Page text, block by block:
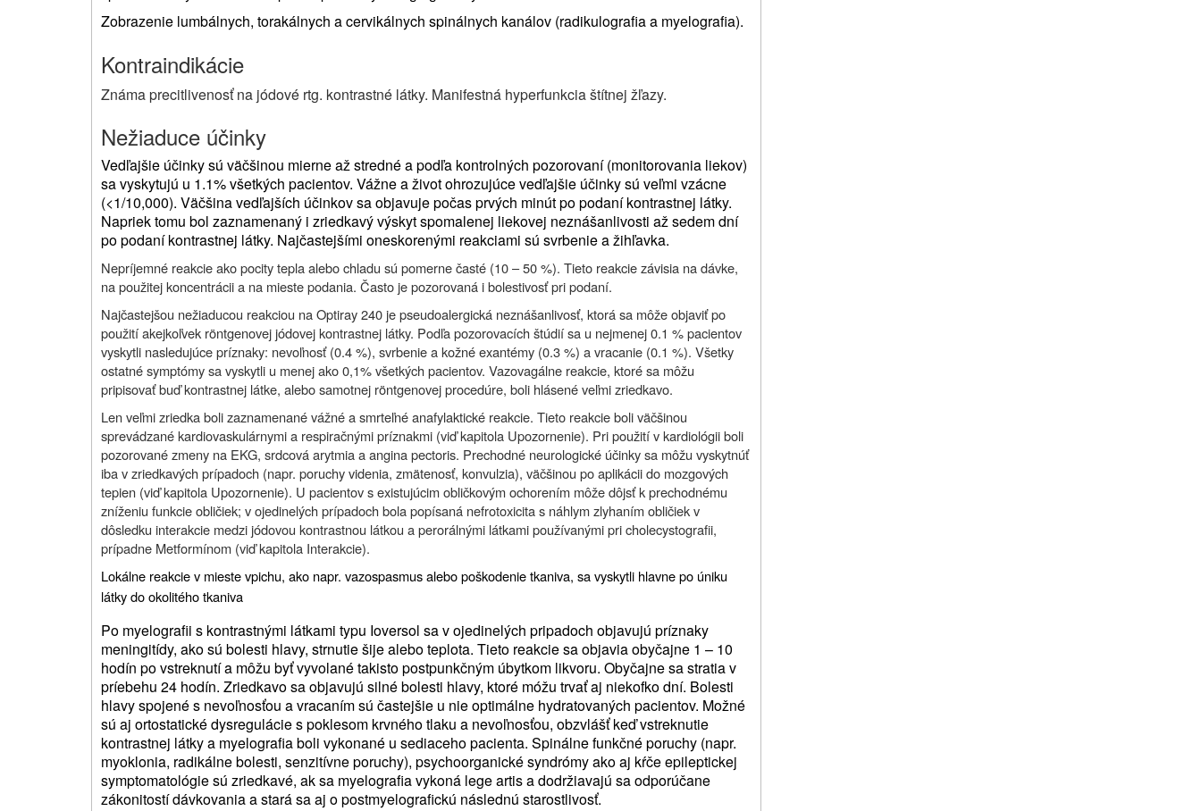
Zobrazenie lumbálnych, torakálnych a cervikálnych spinálnych kanálov (radikulografia a myelografia).
Kontraindikácie
Známa precitlivenosť na jódové rtg. kontrastné látky. Manifestná hyperfunkcia štítnej žľazy.
Nežiaduce účinky
Vedľajšie účinky sú väčšinou mierne až stredné a podľa kontrolných pozorovaní (monitorovania liekov)
sa vyskytujú u 1.1% všetkých pacientov. Vážne a život ohrozujúce vedľajšie účinky sú veľmi vzácne
(<1/10,000). Väčšina vedľajších účinkov sa objavuje počas prvých minút po podaní kontrastnej látky.
Napriek tomu bol zaznamenaný i zriedkavý výskyt spomalenej liekovej neznášanlivosti až sedem dní
po podaní kontrastnej látky. Najčastejšími oneskorenými reakciami sú svrbenie a žihľavka.
Nepríjemné reakcie ako pocity tepla alebo chladu sú pomerne časté (10 – 50 %). Tieto reakcie závisia na dávke,
na použitej koncentrácii a na mieste podania. Často je pozorovaná i bolestivosť pri podaní.
Najčastejšou nežiaducou reakciou na Optiray 240 je pseudoalergická neznášanlivosť, ktorá sa môže objaviť po
použití akejkoľvek röntgenovej jódovej kontrastnej látky. Podľa pozorovacích štúdií sa u nejmenej 0.1 % pacientov
vyskytli nasledujúce príznaky: nevoľnosť (0.4 %), svrbenie a kožné exantémy (0.3 %) a vracanie (0.1 %). Všetky
ostatné symptómy sa vyskytli u menej ako 0,1% všetkých pacientov. Vazovagálne reakcie, ktoré sa môžu
pripisovať buď kontrastnej látke, alebo samotnej röntgenovej procedúre, boli hlásené veľmi zriedkavo.
Len veľmi zriedka boli zaznamenané vážné a smrteľné anafylaktické reakcie. Tieto reakcie boli väčšinou
sprevádzané kardiovaskulárnymi a respiračnými príznakmi (viď kapitola Upozornenie). Pri použití v kardiológii boli
pozorované zmeny na EKG, srdcová arytmia a angina pectoris. Prechodné neurologické účinky sa môžu vyskytnúť
iba v zriedkavých prípadoch (napr. poruchy videnia, zmätenosť, konvulzia), väčšinou po aplikácii do mozgových
tepien (viď kapitola Upozornenie). U pacientov s existujúcim obličkovým ochorením môže dôjsť k prechodnému
zníženiu funkcie obličiek; v ojedinelých prípadoch bola popísaná nefrotoxicita s náhlym zlyhaním obličiek v
dôsledku interakcie medzi jódovou kontrastnou látkou a perorálnými látkami používanými pri cholecystografii,
prípadne Metformínom (viď kapitola Interakcie).
Lokálne reakcie v mieste vpichu, ako napr. vazospasmus alebo poškodenie tkaniva, sa vyskytli hlavne po úniku
látky do okolitého tkaniva
Po myelografii s kontrastnými látkami typu Ioversol sa v ojedinelých pripadoch objavujú príznaky
meningitídy, ako sú bolesti hlavy, strnutie šije alebo teplota. Tieto reakcie sa objavia obyčajne 1 – 10
hodín po vstreknutí a môžu byť vyvolané takisto postpunkčným úbytkom likvoru. Obyčajne sa stratia v
príebehu 24 hodín. Zriedkavo sa objavujú silné bolesti hlavy, ktoré móžu trvať aj niekofko dní. Bolesti
hlavy spojené s nevoľnosťou a vracaním sú častejšie u nie optimálne hydratovaných pacientov. Možné
sú aj ortostatické dysregulácie s poklesom krvného tlaku a nevoľnosťou, obzvlášť keď vstreknutie
kontrastnej látky a myelografia boli vykonané u sediaceho pacienta. Spinálne funkčné poruchy (napr.
myoklonia, radikálne bolesti, senzitívne poruchy), psychoorganické syndrómy ako aj kŕče epileptickej
symptomatológie sú zriedkavé, ak sa myelografia vykoná lege artis a dodržiavajú sa odporúčane
zákonitostí dávkovania a stará sa aj o postmyelografickú následnú starostlivosť.